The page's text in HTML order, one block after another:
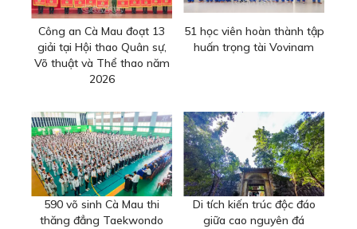
Công an Cà Mau đoạt 13
giải tại Hội thao Quân sự,
Võ thuật và Thể thao năm
2026
51 học viên hoàn thành tập
huấn trọng tài Vovinam
590 võ sinh Cà Mau thi
thăng đẳng Taekwondo
Di tích kiến trúc độc đáo
giữa cao nguyên đá